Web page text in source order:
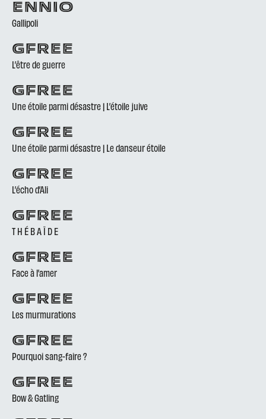
ENNIO
Gallipoli
GFREE
L’être de guerre
GFREE
Une étoile parmi désastre | L’étoile juive
GFREE
Une étoile parmi désastre | Le danseur étoile
GFREE
L’écho d’Ali
GFREE
T H É B A Ï D E
GFREE
Face à l’amer
GFREE
Les murmurations
GFREE
Pourquoi sang-faire ?
GFREE
Bow & Gatling